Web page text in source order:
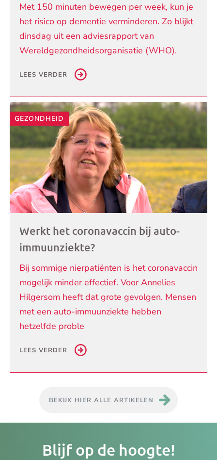
Met 150 minuten bewegen per week, kun je
het risico op dementie verminderen. Zo blijkt
dinsdag uit een adviesrapport van
Wereldgezondheidsorganisatie (WHO).
LEES VERDER
GEZONDHEID
Werkt het coronavaccin bij auto-
immuunziekte?
Bij sommige nierpatiënten is het coronavaccin
mogelijk minder effectief. Voor Annelies
Hilgersom heeft dat grote gevolgen. Mensen
met een auto-immuunziekte hebben
hetzelfde proble
LEES VERDER
BEKIJK HIER ALLE ARTIKELEN
Blijf op de hoogte!